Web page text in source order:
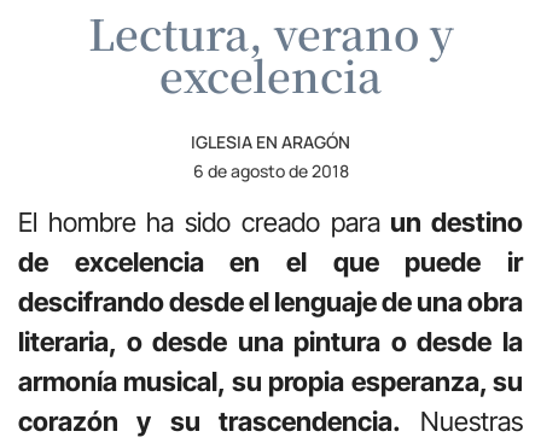
Lectura, verano y
excelencia
IGLESIA EN ARAGÓN
6 de agosto de 2018
El hombre ha sido creado para un destino
de excelencia en el que puede ir
descifrando desde el lenguaje de una obra
literaria, o desde una pintura o desde la
armonía musical, su propia esperanza, su
corazón y su trascendencia. Nuestras